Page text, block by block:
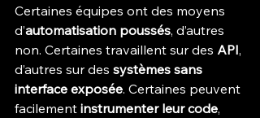
Certaines équipes ont des moyens
d’automatisation poussés, d’autres
non. Certaines travaillent sur des API,
d’autres sur des systèmes sans
interface exposée. Certaines peuvent
facilement instrumenter leur code,